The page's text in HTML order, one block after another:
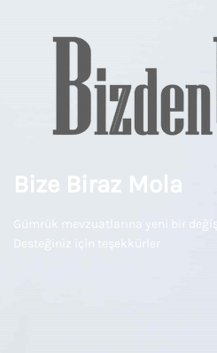
Bize Biraz Mola
Gümrük mevzuatlarına yeni bir
Desteğiniz için teşekkürler